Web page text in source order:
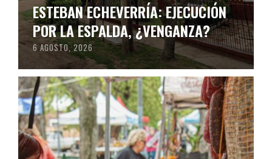
ESTEBAN ECHEVERRÍA: EJECUCIÓN
POR LA ESPALDA, ¿VENGANZA?
6 AGOSTO, 2026